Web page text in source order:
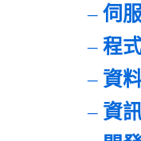
伺
程
資
資